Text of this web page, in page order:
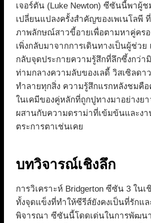
เจอร์ตัน (Luke Newton) ซีซันนี้พาผู้ช
เปลี่ยนแปลงครั้งสำคัญของเพเนโลพี
ภาพลักษณ์สาวขี้อายเพื่อตามหาคู่คร
เพิ่งกลับมาจากการเดินทางเป็นผู้ช่วย
กลับจุดประกายความรู้สึกที่ลึกซึ้งกว่า
ท่ามกลางความลับของเลดี้ วิสเซิลดา
ทำลายทุกสิ่ง ความรู้สึกแรกหลังชมคือ
ในเคมีของคู่หลักที่ถูกปูทางมาอย่างย
ผสานกับความดราม่าที่เข้มข้นและงา
ตระการตาเช่นเคย
บทวิจารณ์เชิงลึก
การวิเคราะห์ Bridgerton ซีซัน 3 ในเ
ทั้งจุดแข็งที่ทำให้ซีรีส์ยังคงเป็นที่รักแ
พิจารณา ซีซันนี้โดดเด่นในการพัฒน